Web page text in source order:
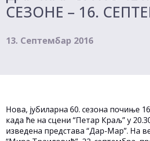
СЕЗОНЕ – 16.
13. Септембар 2016
Нова, јубиларна 60. сезона почиње
када ће на сцени “Петар Краљ” у
изведена представа “Дар-Мар”. На